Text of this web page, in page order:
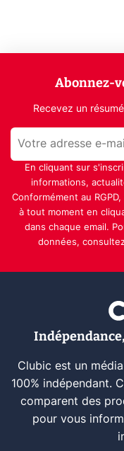
Abonnez-
Recevez un
En cliquant sur
informations,
Conformément au
à tout moment en
dans chaque email.
données,
Clubic est un
100% indépendant.
comparent des
pour vous